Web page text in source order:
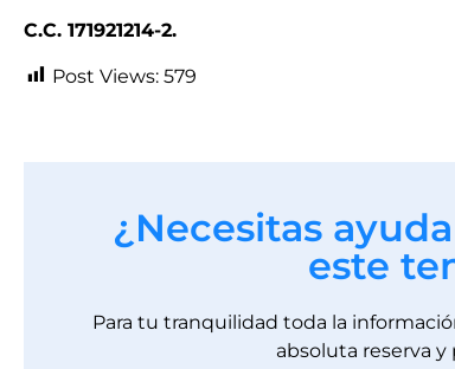
C.C. 171921214-2.
Post Views: 579
¿Necesitas
este
Para tu tranquilidad toda la
absoluta reserva y